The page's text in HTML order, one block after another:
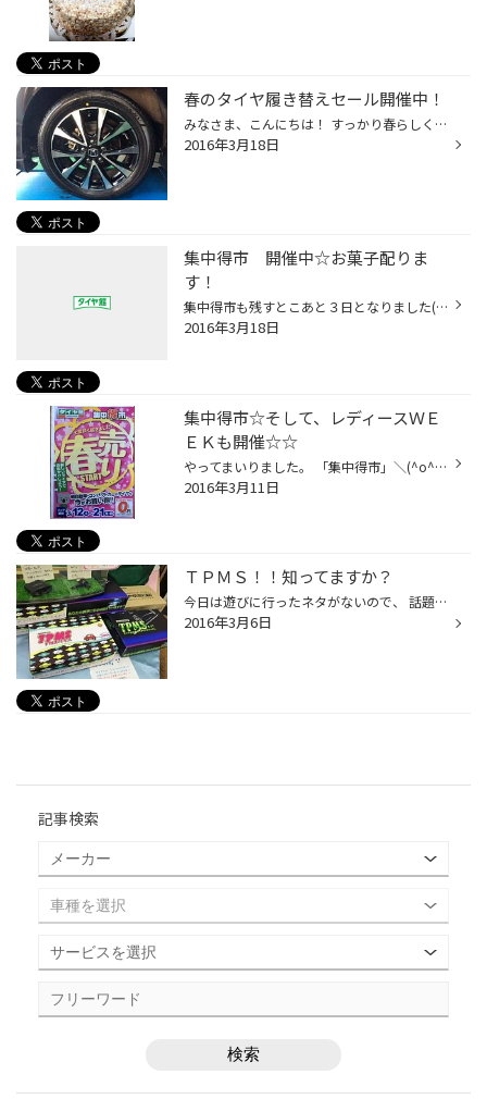
春のタイヤ履き替えセール開催中！
みなさま、こんにちは！ すっかり春らしくなってきましたね〜 タイヤ館岡山西長瀬店では スタッドレスタイヤから夏用タイヤ履き替えセール を開催中です。（当たり前か？笑） 毎日多数のお客様にご来店頂きありがとうございます。 （HPの更新が、、、汗） 新商品プレイズやレグノ、新作アルミホイ...
2016年3月18日
集中得市 開催中☆お菓子配りま
す！
集中得市も残すとこあと３日となりました(*^_^*) お車のメンテナンスは皆さん大丈夫ですか？？ 春休みお出かけ前の点検、タイヤ館にお任せください！！ 同時にレディースＷＥＥＫも開催してますので、是非気軽にお越しください♪ そして、お子様にはお菓子プレゼント☆☆☆ キッズコーナーもありますの...
2016年3月18日
集中得市☆そして、レディースＷＥ
ＥＫも開催☆☆
やってまいりました。 「集中得市」＼(^o^)／ ３／１２（土）～３／２１（月）まで、開催いたします☆ この期間はお得が盛りだくさんですよ♪ スタッドレスタイヤからノーマルタイヤへの履き替えもお任せ下さい！ キッズコーナーもございますので、是非ご家族揃ってお越し下さい(*^_^*) そして、この...
2016年3月11日
ＴＰＭＳ！！知ってますか？
今日は遊びに行ったネタがないので、 話題の商品ご紹介します(^_-)-☆ 空気圧センサー、「ＴＰＭＳ」をご存知ですか？ おそらく聞いたことがない方がほとんだと思いますが、これは優れものなんです！ タイヤ交換でだいたいの方が空気圧不足で両端がすり減っていて もったいない減り方をしてるんです...
2016年3月6日
記事検索